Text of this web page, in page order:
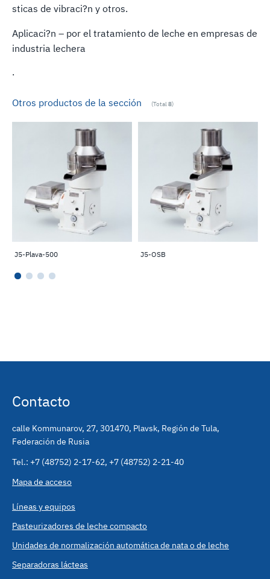
sticas de vibraci?n y otros.
Aplicaci?n – por el tratamiento de leche en empresas de
industria lechera
.
Otros productos de la sección (Total8)
J5-Plava-500 J5-OSB
Contacto
calle Kommunarov, 27, 301470, Plavsk, Región de Tula,
Federación de Rusia
Tel.: +7 (48752) 2-17-62, +7 (48752) 2-21-40
Mapa de acceso
Líneas y equipos
Pasteurizadores de leche compacto
Unidades de normalización automática de nata o de leche
Separadoras lácteas